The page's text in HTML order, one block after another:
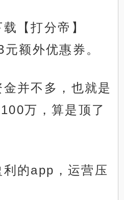
【打分帝】
额外优惠券。
并不多，也就是
万，算是顶了
的app，运营压